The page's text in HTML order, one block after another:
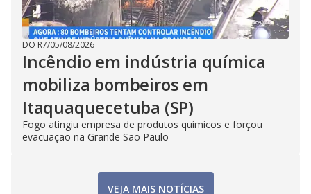
DO R7/05/08/2026
Incêndio em indústria química
mobiliza bombeiros em
Itaquaquecetuba (SP)
Fogo atingiu empresa de produtos químicos e forçou
evacuação na Grande São Paulo
VEJA MAIS NOTÍCIAS